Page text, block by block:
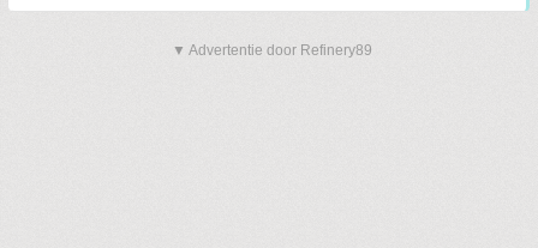
▼ Advertentie door Refinery89